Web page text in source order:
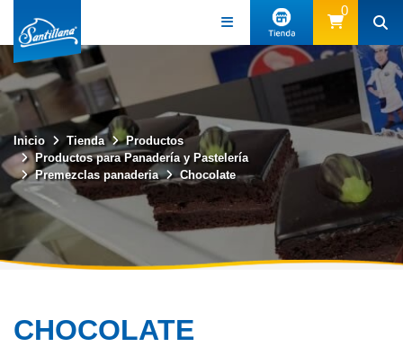
0
Inicio Tienda
Productos
Productos para Panadería y Pastelería
Premezclas panaderia
Chocolate
CHOCOLATE
(57) 3219339494